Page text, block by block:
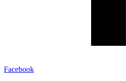
Facebook